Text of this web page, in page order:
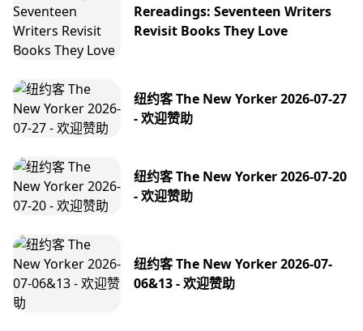
Rereadings: Seventeen Writers
Revisit Books They Love
纽约客 The New Yorker 2026-07-27
- 欢迎赞助
纽约客 The New Yorker 2026-07-20
- 欢迎赞助
纽约客 The New Yorker 2026-07-
06&13 - 欢迎赞助